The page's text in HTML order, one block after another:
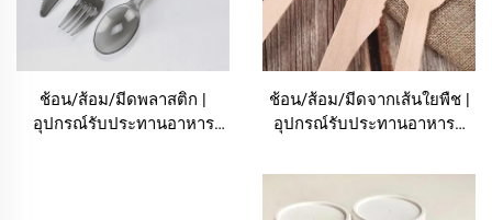
ช้อน/ส้อม/มีดพลาสติก |
อุปกรณ์รับประทานอาหาร
ช้อน/ส้อม/มีดจากเส้นใยพืช |
อุปกรณ์รับประทานอาหารที่
ย่อยสลายได้ตามธรรมชาติ |
โบลูมิง